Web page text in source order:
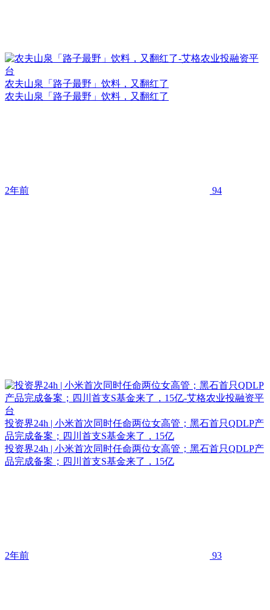
农夫山泉「路子最野」饮料，又翻红了
农夫山泉「路子最野」饮料，又翻红了
2年前 94
投资界24h | 小米首次同时任命两位女高管；黑石首只QDLP产
品完成备案；四川首支S基金来了，15亿
投资界24h | 小米首次同时任命两位女高管；黑石首只QDLP产
品完成备案；四川首支S基金来了，15亿
2年前 93